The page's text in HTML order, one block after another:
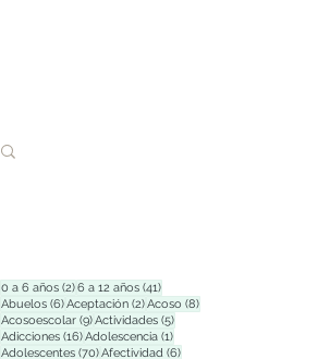
0 a 6 años (2)2 entradas
6 a 12 años (41)41 entradas
Abuelos (6)6 entradas
Aceptación (2)2 entradas
Acoso (8)8 entradas
Acosoescolar (9)9 entradas
Actividades (5)5 entradas
Adicciones (16)16 entradas
Adolescencia (1)1 entrada
Adolescentes (70)70 entradas
Afectividad (6)6 entradas